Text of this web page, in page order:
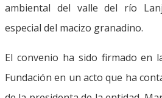
ambiental del valle del río
especial del macizo granadino.
El convenio ha sido firmado en
Fundación en un acto que ha